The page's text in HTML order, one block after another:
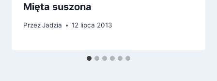
Mięta suszona
PrzezJadzia 12 lipca 2013